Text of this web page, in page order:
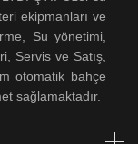
ekipmanları ve
Su yönetimi,
Servis ve Satış,
otomatik bahçe
sağlamaktadır.